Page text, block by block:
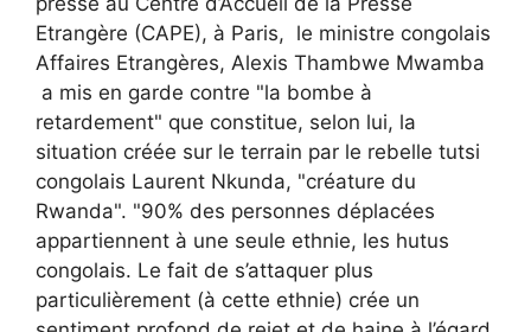
Etrangère (CAPE), à Paris, le ministre congolais
Affaires Etrangères, Alexis Thambwe Mwamba
a mis en garde contre "la bombe à
retardement" que constitue, selon lui, la
situation créée sur le terrain par le rebelle tutsi
congolais Laurent Nkunda, "créature du
Rwanda". "90% des personnes déplacées
appartiennent à une seule ethnie, les hutus
congolais. Le fait de s’attaquer plus
particulièrement (à cette ethnie) crée un